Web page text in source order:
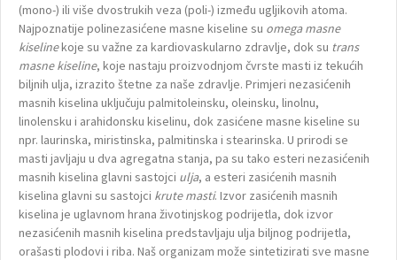
(mono-) ili više dvostrukih veza (poli-) između ugljikovih atoma.
Najpoznatije polinezasićene masne kiseline su omega masne
kiselinekoje su važne za kardiovaskularno zdravlje, dok su trans
masne kiseline, koje nastaju proizvodnjom čvrste masti iz tekućih
biljnih ulja, izrazito štetne za naše zdravlje. Primjeri nezasićenih
masnih kiselina uključuju palmitoleinsku, oleinsku, linolnu,
linolensku i arahidonsku kiselinu, dok zasićene masne kiseline su
npr. laurinska, miristinska, palmitinska i stearinska. U prirodi se
masti javljaju u dva agregatna stanja, pa su tako esteri nezasićenih
masnih kiselina glavni sastojci ulja, a esteri zasićenih masnih
kiselina glavni su sastojci krute masti. Izvor zasićenih masnih
kiselina je uglavnom hrana životinjskog podrijetla, dok izvor
nezasićenih masnih kiselina predstavljaju ulja biljnog podrijetla,
orašasti plodovi i riba. Naš organizam može sintetizirati sve masne